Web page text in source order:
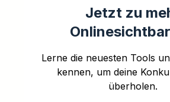
Jetzt zu
Lerne die neuesten Tools
kennen, um deine
überholen.